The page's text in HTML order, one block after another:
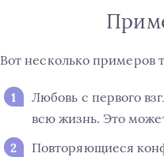
Вот несколько примеров
Любовь с первого
всю жизнь. Это
Повторяющиеся